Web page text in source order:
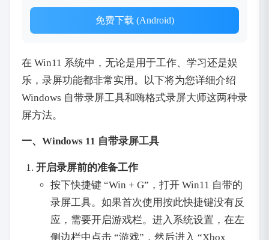
免费下载 (Android)
在 Win11 系统中，无论是用于工作、学习还是娱
乐，录屏功能都非常实用。以下将为您详细介绍
Windows 自带录屏工具和嗨格式录屏大师这两种录
屏方法。
一、Windows 11 自带录屏工具
开启录屏前的准备工作
按下快捷键 “Win + G”，打开 Win11 自带的
录屏工具。如果首次使用按此快捷键没有反
应，需要开启游戏栏。进入系统设置，在左
侧边栏中点击 “游戏”，然后进入 “Xbox